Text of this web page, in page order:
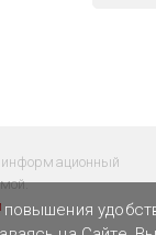
информационный
повышения